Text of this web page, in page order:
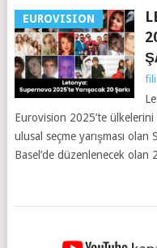
EUROVISION
Eurovision 2025’te
ulusal seçme yarışması olan
Basel’de düzenlenecek olan
YAZILAR